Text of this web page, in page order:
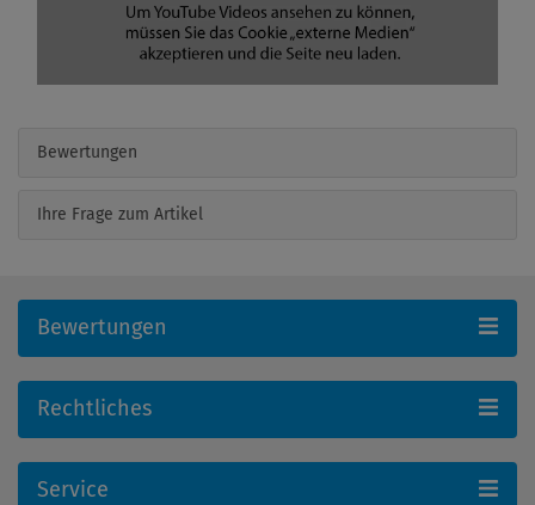
Bewertungen
Ihre Frage zum Artikel
Bewertungen
Rechtliches
Service